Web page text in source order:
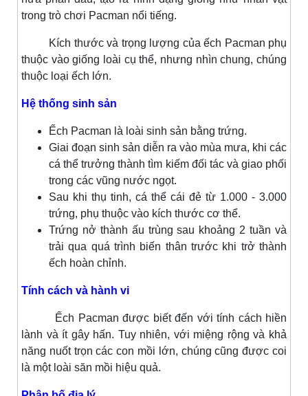
trong trò chơi Pacman nổi tiếng.
Kích thước và trọng lượng của ếch Pacman phụ
thuộc vào giống loài cụ thể, nhưng nhìn chung, chúng
thuộc loại ếch lớn.
Hệ thống sinh sản
Ếch Pacman là loài sinh sản bằng trứng.
Giai đoạn sinh sản diễn ra vào mùa mưa, khi các
cá thể trưởng thành tìm kiếm đối tác và giao phối
trong các vũng nước ngọt.
Sau khi thụ tinh, cá thể cái đẻ từ 1.000 - 3.000
trứng, phụ thuộc vào kích thước cơ thể.
Trứng nở thành ấu trùng sau khoảng 2 tuần và
trải qua quá trình biến thân trước khi trở thành
ếch hoàn chỉnh.
Tính cách và hành vi
Ếch Pacman được biết đến với tính cách hiền
lành và ít gây hấn. Tuy nhiên, với miệng rộng và khả
năng nuốt trọn các con mồi lớn, chúng cũng được coi
là một loài săn mồi hiệu quả.